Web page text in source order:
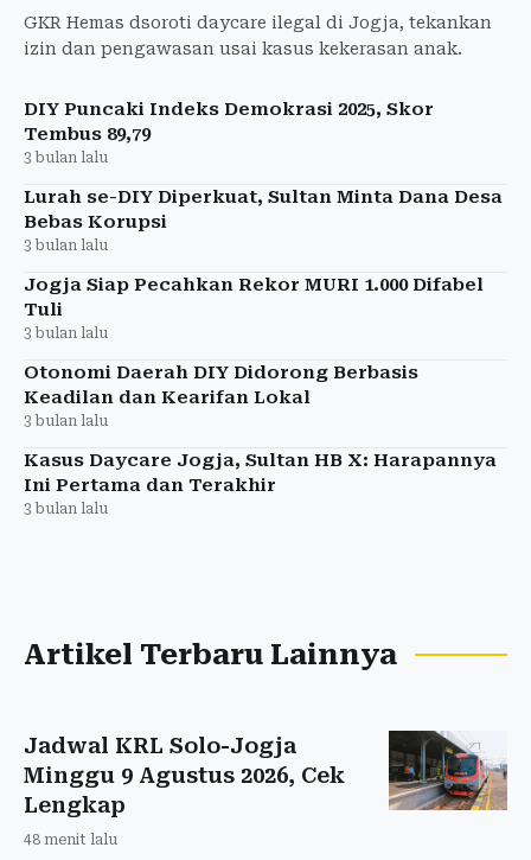
GKR Hemas dsoroti daycare ilegal di Jogja, tekankan
izin dan pengawasan usai kasus kekerasan anak.
DIY Puncaki Indeks Demokrasi 2025, Skor
Tembus 89,79
3 bulan lalu
Lurah se-DIY Diperkuat, Sultan Minta Dana Desa
Bebas Korupsi
3 bulan lalu
Jogja Siap Pecahkan Rekor MURI 1.000 Difabel
Tuli
3 bulan lalu
Otonomi Daerah DIY Didorong Berbasis
Keadilan dan Kearifan Lokal
3 bulan lalu
Kasus Daycare Jogja, Sultan HB X: Harapannya
Ini Pertama dan Terakhir
3 bulan lalu
Artikel Terbaru Lainnya
Jadwal KRL Solo-Jogja
Minggu 9 Agustus 2026, Cek
Lengkap
48 menit lalu